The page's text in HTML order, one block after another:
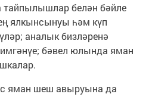
белән бәйле
ялкынсынуы һәм күп
аналык бизләренә
бәвел юлында яман
яман шеш авыруына да